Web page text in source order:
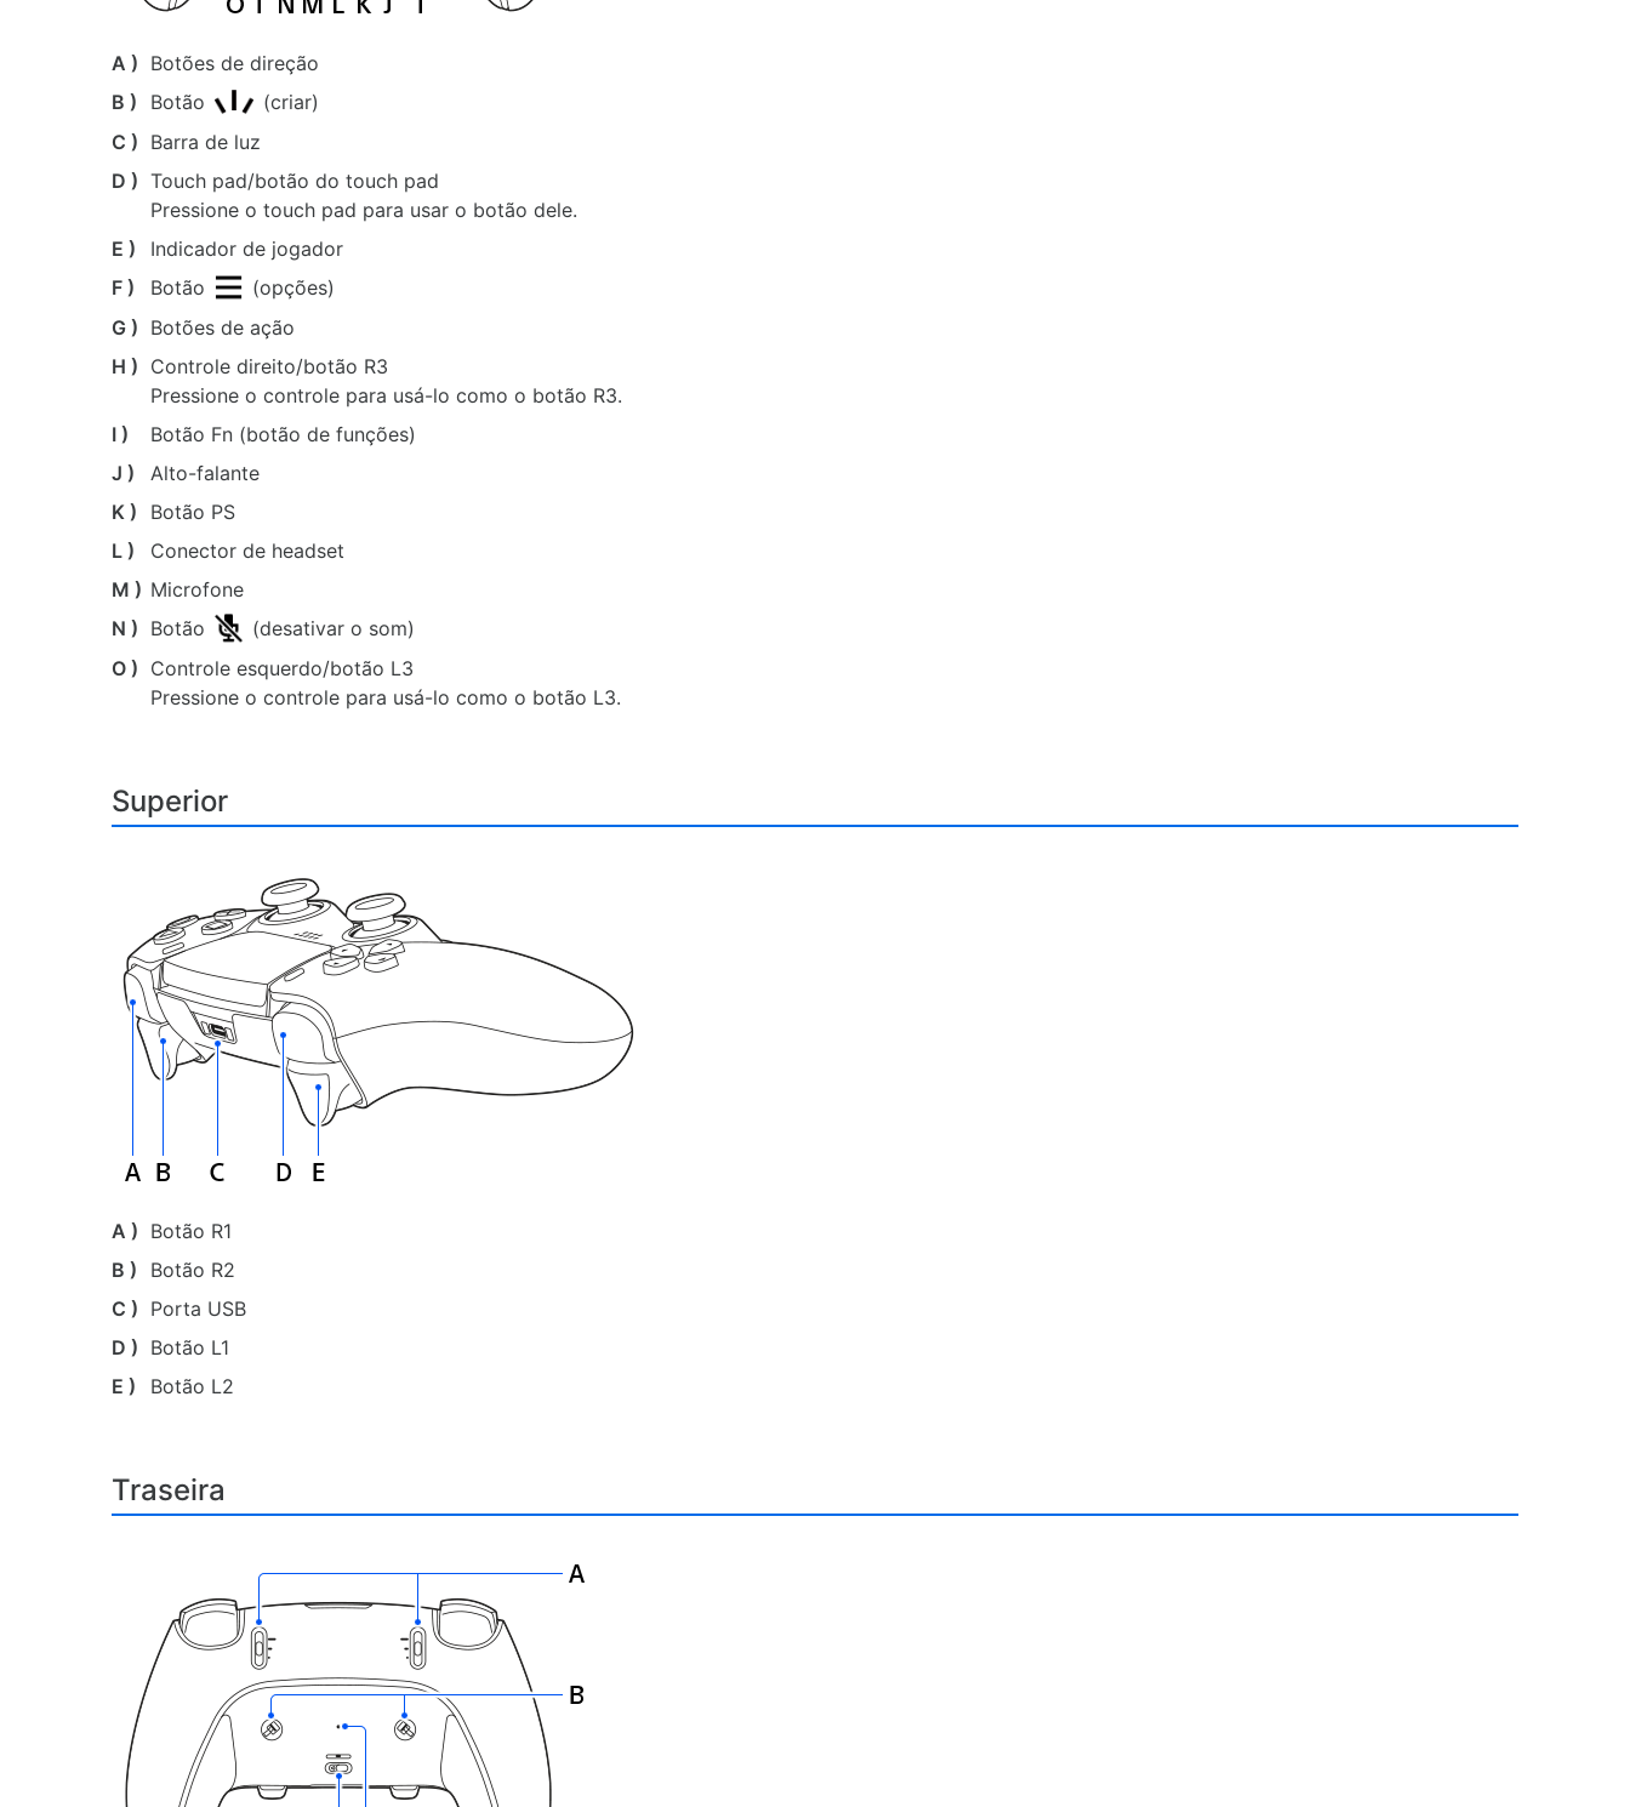
A ) Botões de direção
B )
Botão
(criar)
C ) Barra de luz
D ) Touch pad/botão do touch pad
Pressione o touch pad para usar o botão dele.
E )
Indicador de jogador
F )
Botão
(opções)
G ) Botões de ação
H ) Controle direito/botão R3
Pressione o controle para usá-lo como o botão R3.
I )
Botão Fn (botão de funções)
J )
Alto-falante
K )
Botão PS
L )
Conector de headset
M ) Microfone
N ) Botão
(desativar o som)
O ) Controle esquerdo/botão L3
Pressione o controle para usá-lo como o botão L3.
Superior
A ) Botão R1
B )
Botão R2
C ) Porta USB
D ) Botão L1
E )
Botão L2
Traseira